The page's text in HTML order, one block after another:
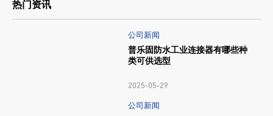
热门资讯
公司新闻
普乐固防水工业连接器有哪些种
类可供选型
2025-05-29
公司新闻